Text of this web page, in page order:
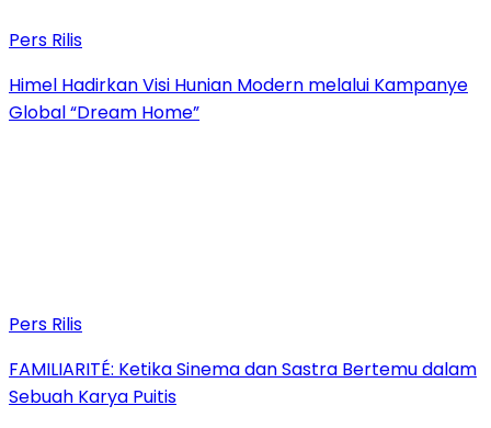
Pers Rilis
Himel Hadirkan Visi Hunian Modern melalui Kampanye
Global “Dream Home”
Pers Rilis
FAMILIARITÉ: Ketika Sinema dan Sastra Bertemu dalam
Sebuah Karya Puitis